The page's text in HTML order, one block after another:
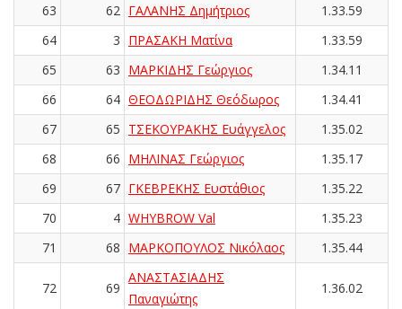
63 62 ΓΑΛΑΝΗΣ Δημήτριος
1.33.59
64
3 ΠΡΑΣΑΚΗ Ματίνα
1.33.59
65
63 ΜΑΡΚΙΔΗΣ Γεώργιος
1.34.11
66
64 ΘΕΟΔΩΡΙΔΗΣ Θεόδωρος
1.34.41
67
65 ΤΣΕΚΟΥΡΑΚΗΣ Ευάγγελος
1.35.02
68
66 ΜΗΛΙΝΑΣ Γεώργιος
1.35.17
69
67 ΓΚΕΒΡΕΚΗΣ Ευστάθιος
1.35.22
70
4 WHYBROW Val
1.35.23
71
68 ΜΑΡΚΟΠΟΥΛΟΣ Νικόλαος 1.35.44
72 69
ΑΝΑΣΤΑΣΙΑΔΗΣ
Παναγιώτης
1.36.02